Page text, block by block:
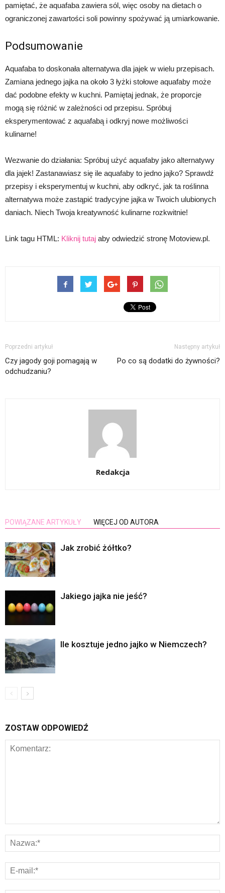
pamiętać, że aquafaba zawiera sól, więc osoby na dietach o
ograniczonej zawartości soli powinny spożywać ją umiarkowanie.
Podsumowanie
Aquafaba to doskonała alternatywa dla jajek w wielu przepisach.
Zamiana jednego jajka na około 3 łyżki stołowe aquafaby może
dać podobne efekty w kuchni. Pamiętaj jednak, że proporcje
mogą się różnić w zależności od przepisu. Spróbuj
eksperymentować z aquafabą i odkryj nowe możliwości
kulinarne!
Wezwanie do działania: Spróbuj użyć aquafaby jako alternatywy
dla jajek! Zastanawiasz się ile aquafaby to jedno jajko? Sprawdź
przepisy i eksperymentuj w kuchni, aby odkryć, jak ta roślinna
alternatywa może zastąpić tradycyjne jajka w Twoich ulubionych
daniach. Niech Twoja kreatywność kulinarne rozkwitnie!
Link tagu HTML: Kliknij tutaj aby odwiedzić stronę Motoview.pl.
Poprzedni artykuł
Czy jagody goji pomagają w
odchudzaniu?
Następny artykuł
Po co są dodatki do żywności?
Redakcja
POWIĄZANE ARTYKUŁY WIĘCEJ OD AUTORA
Jak zrobić żółtko?
Jakiego jajka nie jeść?
Ile kosztuje jedno jajko w Niemczech?
ZOSTAW ODPOWIEDŹ